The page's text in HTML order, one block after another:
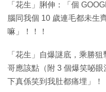
「花生」脷伸：「個
腦同我個 10 歲連毛都未生
嘛」！！！
「花生」自爆謎底，乘勝
哥應該點（附 3 個爆笑咇
下真係笑到我肚都痛埋」！